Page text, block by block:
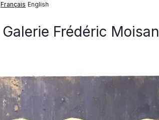
Français English
Galerie Frédéric Moisan